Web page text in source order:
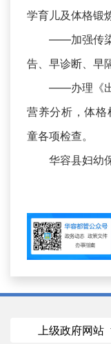
学育儿及体格锻
——加强传
告、早诊断、早
——办理《
营养分析，体
童各项检查。
华容县妇幼
上级政府网站